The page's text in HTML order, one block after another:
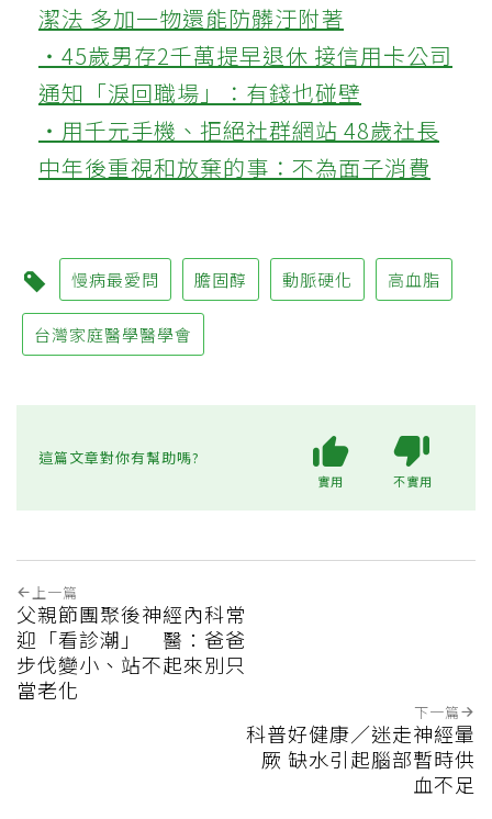
潔法 多加一物還能防髒汙附著
‧45歲男存2千萬提早退休 接信用卡公司
通知「淚回職場」：有錢也碰壁
‧用千元手機、拒絕社群網站 48歲社長
中年後重視和放棄的事：不為面子消費
慢病最愛問 膽固醇 動脈硬化 高血脂
台灣家庭醫學醫學會
這篇文章對你有幫助嗎?
實用 不實用
上一篇
父親節團聚後神經內科常
迎「看診潮」 醫：爸爸
步伐變小、站不起來別只
當老化
下一篇
科普好健康／迷走神經暈
厥 缺水引起腦部暫時供
血不足